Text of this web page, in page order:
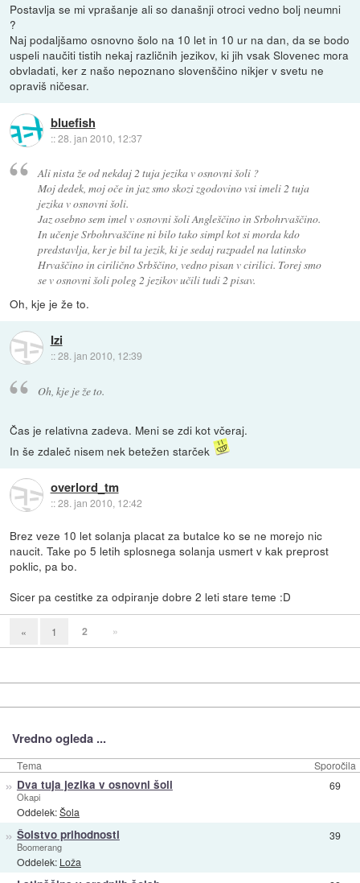
Postavlja se mi vprašanje ali so današnji otroci vedno bolj neumni
?
Naj podaljšamo osnovno šolo na 10 let in 10 ur na dan, da se bodo
uspeli naučiti tistih nekaj različnih jezikov, ki jih vsak Slovenec mora
obvladati, ker z našo nepoznano slovenščino nikjer v svetu ne
opraviš ničesar.
bluefish
::28. jan 2010, 12:37
Ali nista že od nekdaj 2 tuja jezika v osnovni šoli ?
Moj dedek, moj oče in jaz smo skozi zgodovino vsi imeli 2 tuja
jezika v osnovni šoli.
Jaz osebno sem imel v osnovni šoli Angleščino in Srbohrvaščino.
In učenje Srbohrvaščine ni bilo tako simpl kot si morda kdo
predstavlja, ker je bil ta jezik, ki je sedaj razpadel na latinsko
Hrvaščino in cirilično Srbščino, vedno pisan v cirilici. Torej smo
se v osnovni šoli poleg 2 jezikov učili tudi 2 pisav.
Oh, kje je že to.
Izi
::28. jan 2010, 12:39
Oh, kje je že to.
Čas je relativna zadeva. Meni se zdi kot včeraj.
In še zdaleč nisem nek betežen starček
overlord_tm
::28. jan 2010, 12:42
Brez veze 10 let solanja placat za butalce ko se ne morejo nic
naucit. Take po 5 letih splosnega solanja usmert v kak preprost
poklic, pa bo.
Sicer pa cestitke za odpiranje dobre 2 leti stare teme :D
« 1 2 »
Vredno ogleda ...
Tema Sporočila
» Dva tuja jezika v osnovni šoli
Okapi
Oddelek:Šola
69
» Šolstvo prihodnosti
Boomerang
Oddelek: Loža
39